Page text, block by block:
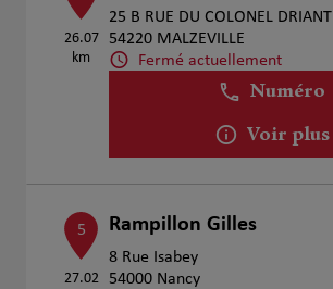
26.07
km
25 B RUE DU COLONEL DRIANT
54220 MALZEVILLE
Fermé actuellement
Numéro
Voir plus
5
27.02
Rampillon Gilles
8 Rue Isabey
54000 Nancy